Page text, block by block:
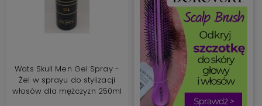
Wats Skull Men Gel Spray -
Żel w sprayu do stylizacji
włosów dla mężczyzn 250ml